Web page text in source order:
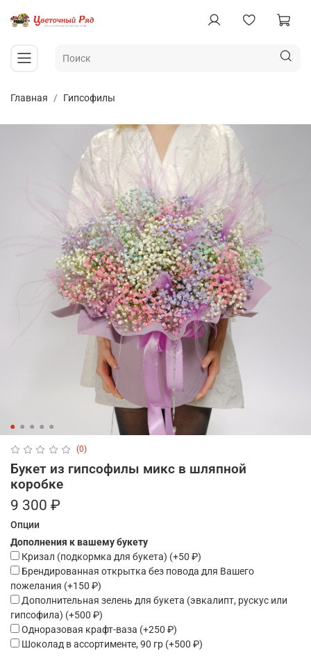
Главная Гипсофилы
(0)
Букет из гипсофилы микс в шляпной
коробке
9 300 ₽
Опции
Дополнения к вашему букету
Кризал (подкормка для букета) (+50 ₽)
Брендированная открытка без повода для Вашего
пожелания (+150 ₽)
Дополнительная зелень для букета (эвкалипт, рускус или
гипсофила) (+500 ₽)
Одноразовая крафт-ваза (+250 ₽)
Шоколад в ассортименте, 90 гр (+500 ₽)